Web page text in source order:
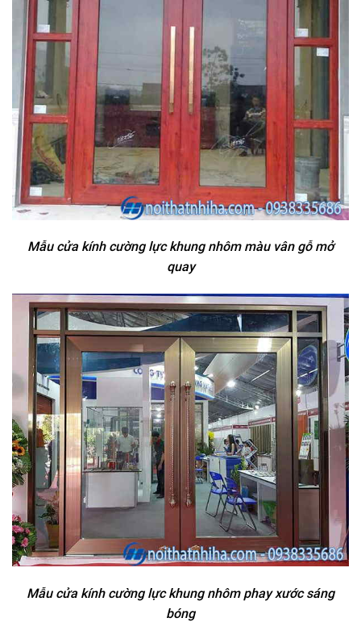
Mẫu cửa kính cường lực khung nhôm màu vân gỗ mở
quay
Mẫu cửa kính cường lực khung nhôm phay xước sáng
bóng